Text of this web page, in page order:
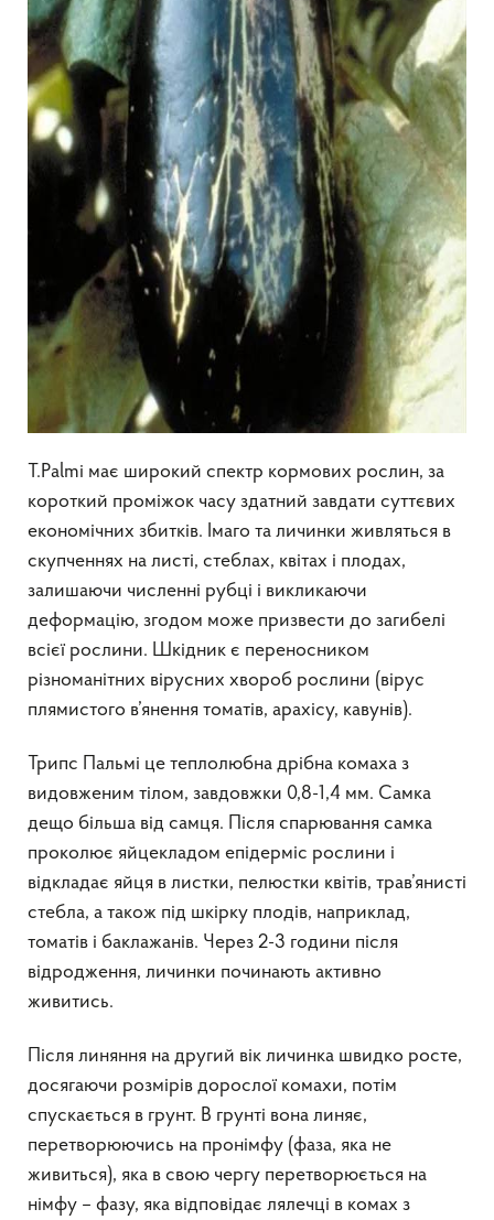
T.Palmi має широкий спектр кормових рослин, за
короткий проміжок часу здатний завдати суттєвих
економічних збитків. Імаго та личинки живляться в
скупченнях на листі, стеблах, квітах і плодах,
залишаючи численні рубці і викликаючи
деформацію, згодом може призвести до загибелі
всієї рослини. Шкідник є переносником
різноманітних вірусних хвороб рослини (вірус
плямистого в’янення томатів, арахісу, кавунів).
Трипс Пальмі це теплолюбна дрібна комаха з
видовженим тілом, завдовжки 0,8-1,4 мм. Самка
дещо більша від самця. Після спарювання самка
проколює яйцекладом епідерміс рослини і
відкладає яйця в листки, пелюстки квітів, трав’янисті
стебла, а також під шкірку плодів, наприклад,
томатів і баклажанів. Через 2-3 години після
відродження, личинки починають активно
живитись.
Після линяння на другий вік личинка швидко росте,
досягаючи розмірів дорослої комахи, потім
спускається в грунт. В грунті вона линяє,
перетворюючись на пронімфу (фаза, яка не
живиться), яка в свою чергу перетворюється на
німфу – фазу, яка відповідає лялечці в комах з